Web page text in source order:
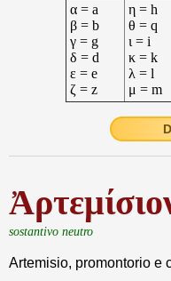
α = a
β = b
γ = g
δ = d
ε = e
ζ = z
η = h
θ = q
ι = i
κ = k
λ = l
μ = m
sostantivo neutro
Artemisio, promontorio e